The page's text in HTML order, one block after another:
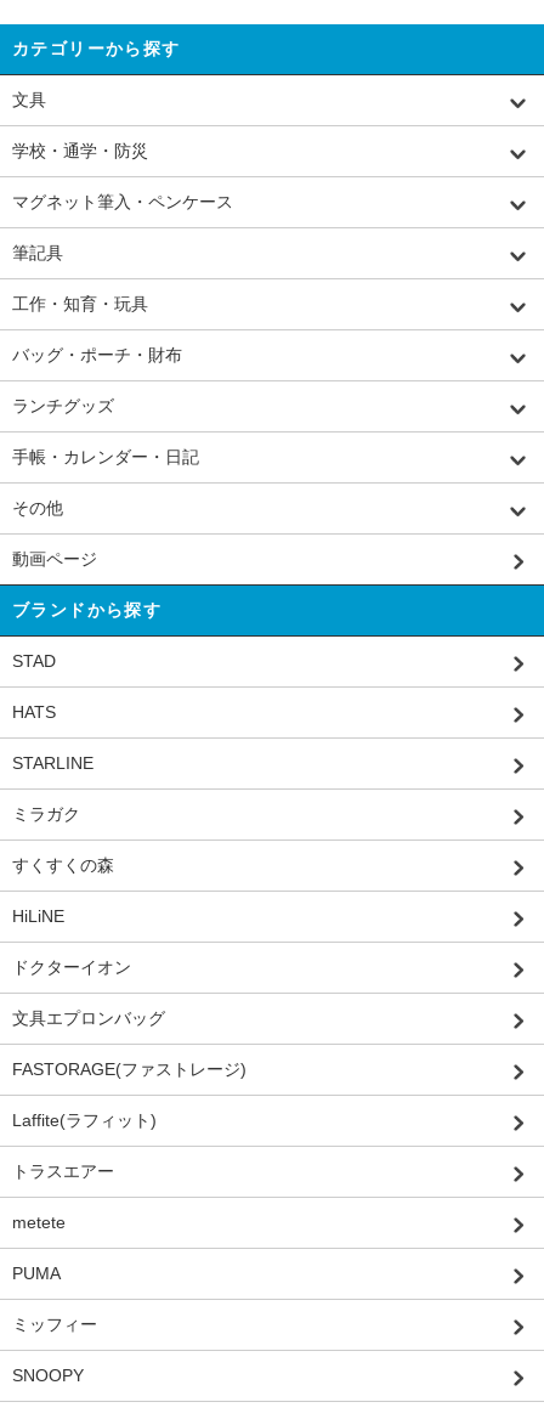
カテゴリーから探す
文具
学校・通学・防災
マグネット筆入・ペンケース
筆記具
工作・知育・玩具
バッグ・ポーチ・財布
ランチグッズ
手帳・カレンダー・日記
その他
動画ページ
ブランドから探す
STAD
HATS
STARLINE
ミラガク
すくすくの森
HiLiNE
ドクターイオン
文具エプロンバッグ
FASTORAGE(ファストレージ)
Laffite(ラフィット)
トラスエアー
metete
PUMA
ミッフィー
SNOOPY